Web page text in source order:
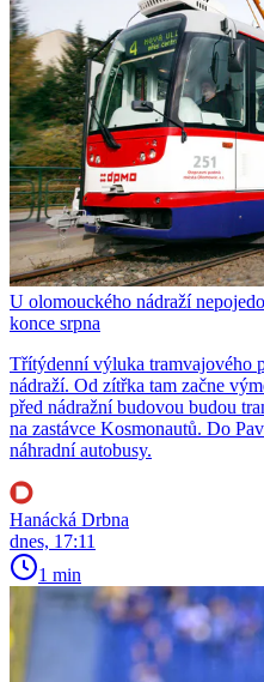
U olomouckého nádraží
konce srpna
Třítýdenní výluka tramvajového
nádraží. Od zítřka tam začne
před nádražní budovou budou
na zastávce Kosmonautů. Do
náhradní autobusy.
Hanácká Drbna
dnes, 17:11
1 min